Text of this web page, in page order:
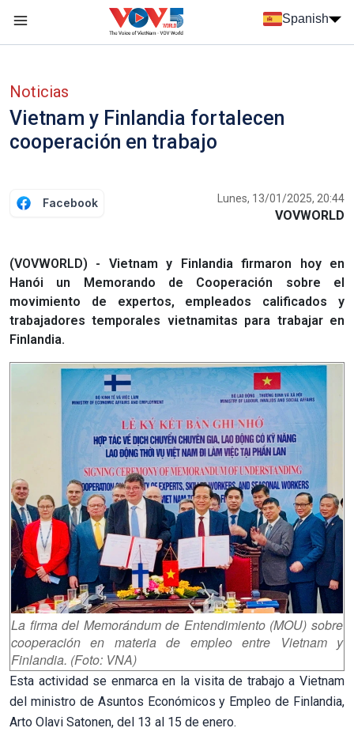
Spanish
Noticias
Vietnam y Finlandia fortalecen
cooperación en trabajo
Facebook Lunes, 13/01/2025, 20:44
VOVWORLD
(VOVWORLD) - Vietnam y Finlandia firmaron hoy en
Hanói un Memorando de Cooperación sobre el
movimiento de expertos, empleados calificados y
trabajadores temporales vietnamitas para trabajar en
Finlandia.
La firma del Memorándum de Entendimiento (MOU) sobre
cooperación en materia de empleo entre Vietnam y
Finlandia. (Foto: VNA)
Esta actividad se enmarca en la visita de trabajo a Vietnam
del ministro de Asuntos Económicos y Empleo de Finlandia,
Arto Olavi Satonen, del 13 al 15 de enero.